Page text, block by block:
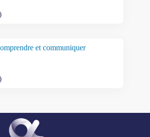
et communiquer